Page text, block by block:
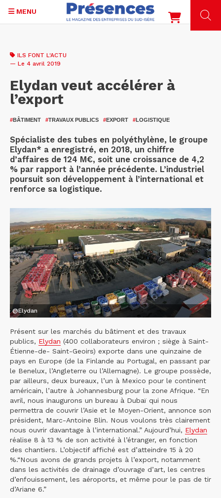
contenu
MENU
ILS FONT L'ACTU
— Le 4 avril 2019
Elydan veut accélérer à
l’export
#BÂTIMENT #TRAVAUX PUBLICS #EXPORT #LOGISTIQUE
Spécialiste des tubes en polyéthylène, le groupe
Elydan* a enregistré, en 2018, un chiffre
d’affaires de 124 M€, soit une croissance de 4,2
% par rapport à l’année précédente. L’industriel
poursuit son développement à l’international et
renforce sa logistique.
@Elydan
Présent sur les marchés du bâtiment et des travaux
publics, Elydan (400 collaborateurs environ ; siège à Saint-
Étienne-de- Saint-Geoirs) exporte dans une quinzaine de
pays en Europe (de la Finlande au Portugal, en passant par
le Benelux, l’Angleterre ou l’Allemagne). Le groupe possède,
par ailleurs, deux bureaux, l’un à Mexico pour le continent
américain, l’autre à Johannesburg pour la zone Afrique. “En
avril, nous inaugurons un bureau à Dubaï qui nous
permettra de couvrir l’Asie et le Moyen-Orient, annonce son
président, Marc-Antoine Blin. Nous voulons très clairement
nous ouvrir davantage à l’international.” Aujourd’hui, Elydan
réalise 8 à 13 % de son activité à l’étranger, en fonction
des chantiers. L’objectif affiché est d’atteindre 15 à 20
%.“Nous avons de grands projets à l’export, notamment
dans les activités de drainage d’ouvrage d’art, les centres
d’enfouissement, les aéroports, et même pour le pas de tir
d’Ariane 6.”